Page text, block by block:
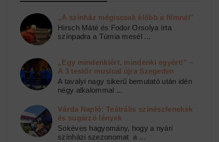
„A színház mégiscsak élőbb a filmnél”
Hirsch Máté és Fodor Orsolya írta
színpadra a Túmia mesél ...
„Egy mindenkiért, mindenki egyért!” –
A 3 testőr musical újra Szegeden
A tavalyi nagy sikerű bemutató után idén
négy alkalommal ...
Várda Napló: Teátrális színészfenekek
és sugárzó lények
Sokéves hagyomány, hogy a nyári
színházi szezonomat a ...